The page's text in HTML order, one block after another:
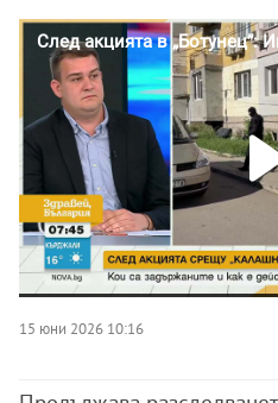
15 юни 2026 10:16